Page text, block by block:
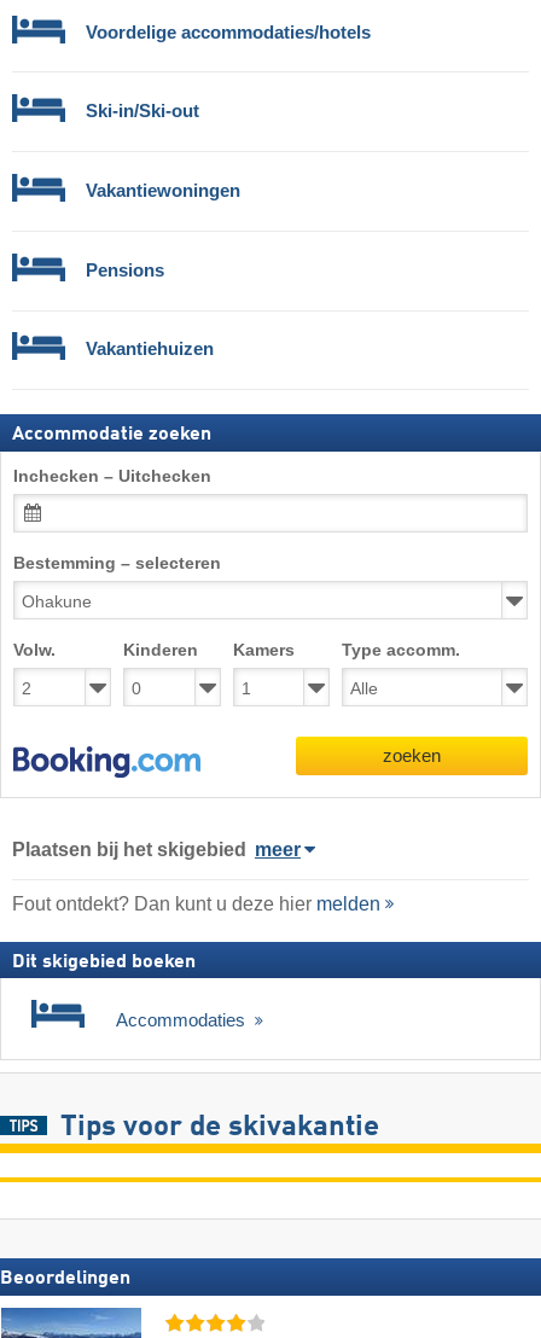
Voordelige accommodaties/hotels
Ski-in/Ski-out
Vakantiewoningen
Pensions
Vakantiehuizen
Accommodatie zoeken
Inchecken – Uitchecken
Bestemming – selecteren
Volw. Kinderen Kamers Type accomm.
zoeken
Plaatsen bij het skigebied meer
Fout ontdekt? Dan kunt u deze hier melden
Dit skigebied boeken
Accommodaties
Tips voor de skivakantie
Beoordelingen